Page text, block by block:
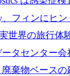
テック基金を立
り組みに 500
、フィンにヒ
大に向けて
世界の旅行体
ルを獲得
タセンター会
に 27 億ドル
棄物ベースの